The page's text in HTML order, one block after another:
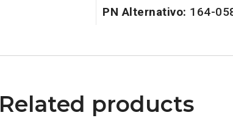
PN Alternativo: 164-
Related products